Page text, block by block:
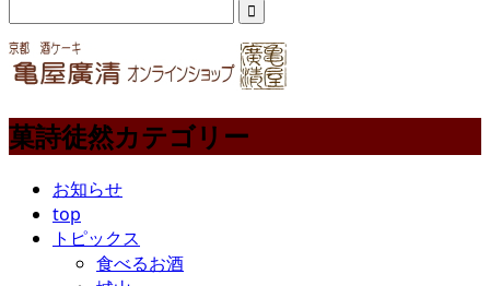
菓詩徒然カテゴリー
お知らせ
top
トピックス
食べるお酒